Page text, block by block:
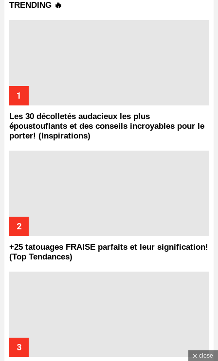
TRENDING 🔥
Les 30 décolletés audacieux les plus
époustouflants et des conseils incroyables pour le
porter! (Inspirations)
+25 tatouages ​​FRAISE parfaits et leur signification!
(Top Tendances)
close